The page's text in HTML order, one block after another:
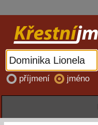
příjmení jméno